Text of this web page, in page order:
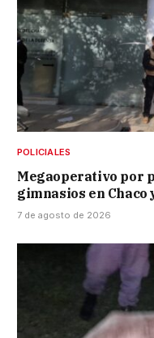
POLICIALES
Megaoperativo por
gimnasios en Chaco
7 de agosto de 2026